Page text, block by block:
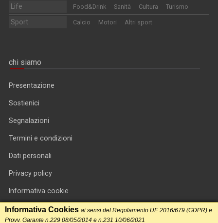
Life Food&Drink Sanità Cultura Turismo
Sport Calcio Motori Altri sport
chi siamo
Presentazione
Sostienici
Segnalazioni
Termini e condizioni
Dati personali
Privacy policy
Informativa cookie
RSS feed
Informativa Cookies ai sensi del Regolamento UE 2016/679 (GDPR) e
Provv. Garante n.229 08/05/2014 e n.231 10/06/2021